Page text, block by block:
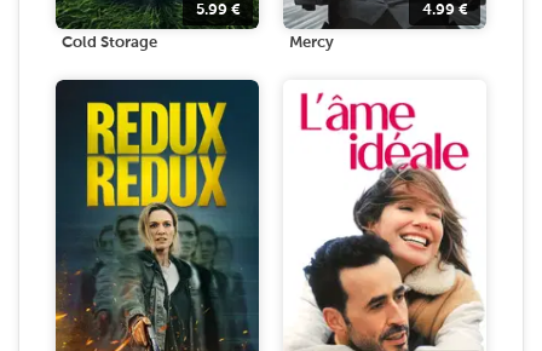
5.99 €
Cold Storage
4.99€
Mercy